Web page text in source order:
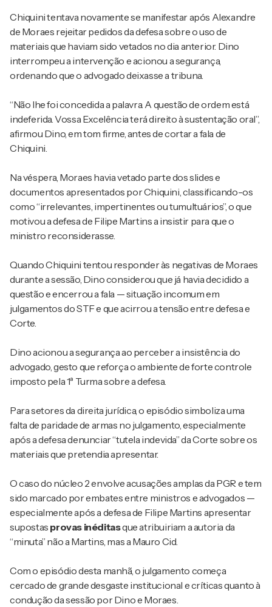
Chiquini tentava novamente se manifestar após Alexandre
de Moraes rejeitar pedidos da defesa sobre o uso de
materiais que haviam sido vetados no dia anterior. Dino
interrompeu a intervenção e acionou a segurança,
ordenando que o advogado deixasse a tribuna.
“Não lhe foi concedida a palavra. A questão de ordem está
indeferida. Vossa Excelência terá direito à sustentação oral”,
afirmou Dino, em tom firme, antes de cortar a fala de
Chiquini.
Na véspera, Moraes havia vetado parte dos slides e
documentos apresentados por Chiquini, classificando-os
como “irrelevantes, impertinentes ou tumultuários”, o que
motivou a defesa de Filipe Martins a insistir para que o
ministro reconsiderasse.
Quando Chiquini tentou responder às negativas de Moraes
durante a sessão, Dino considerou que já havia decidido a
questão e encerrou a fala — situação incomum em
julgamentos do STF e que acirrou a tensão entre defesa e
Corte.
Dino acionou a segurança ao perceber a insistência do
advogado, gesto que reforça o ambiente de forte controle
imposto pela 1ª Turma sobre a defesa.
Para setores da direita jurídica, o episódio simboliza uma
falta de paridade de armas no julgamento, especialmente
após a defesa denunciar “tutela indevida” da Corte sobre os
materiais que pretendia apresentar.
O caso do núcleo 2 envolve acusações amplas da PGR e tem
sido marcado por embates entre ministros e advogados —
especialmente após a defesa de Filipe Martins apresentar
supostas provas inéditasque atribuiriam a autoria da
“minuta” não a Martins, mas a Mauro Cid.
Com o episódio desta manhã, o julgamento começa
cercado de grande desgaste institucional e críticas quanto à
condução da sessão por Dino e Moraes.